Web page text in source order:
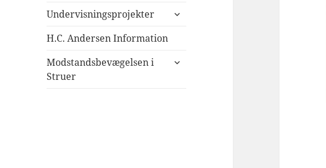
Undervisningsprojekter
udvid
H.C. Andersen Information
Modstandsbevægelsen i
Struer
udvid